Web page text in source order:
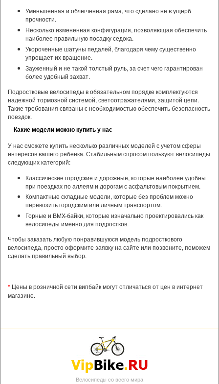
Уменьшенная и облегченная рама, что сделано не в ущерб
прочности.
Несколько измененная конфигурация, позволяющая обеспечить
наиболее правильную посадку седока.
Укороченные шатуны педалей, благодаря чему существенно
упрощает их вращение.
Зауженный и не такой толстый руль, за счет чего гарантирован
более удобный захват.
Подростковые велосипеды в обязательном порядке комплектуются
надежной тормозной системой, светоотражателями, защитой цепи.
Такие требования связаны с необходимостью обеспечить безопасность
поездок.
Какие модели можно купить у нас
У нас сможете купить несколько различных моделей с учетом сферы
интересов вашего ребенка. Стабильным спросом пользуют велосипеды
следующих категорий:
Классические городские и дорожные, которые наиболее удобны
при поездках по аллеям и дорогам с асфальтовым покрытием.
Компактные складные модели, которые без проблем можно
перевозить городским или личным транспортом.
Горные и BMX-байки, которые изначально проектировались как
велосипеды именно для подростков.
Чтобы заказать любую понравившуюся модель подросткового
велосипеда, просто оформите заявку на сайте или позвоните, поможем
сделать правильный выбор.
* Цены в розничной сети випбайк могут отличаться от цен в интернет
магазине.
Велосипеды со всего мира